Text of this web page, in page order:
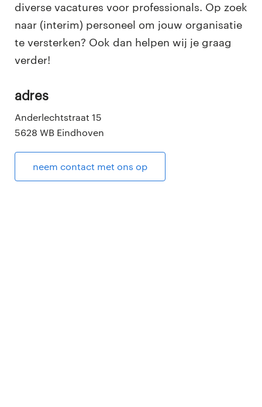
diverse vacatures voor professionals. Op zoek
naar (interim) personeel om jouw organisatie
te versterken? Ook dan helpen wij je graag
verder!
adres
Anderlechtstraat 15
5628 WB Eindhoven
neem contact met ons op